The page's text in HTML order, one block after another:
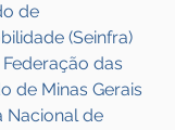
de
(Seinfra)
das
de Minas Gerais
Nacional de